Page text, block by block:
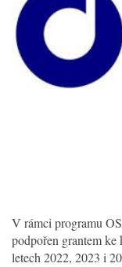
V rámci programu
podpořen grantem
letech 2022, 2023 i